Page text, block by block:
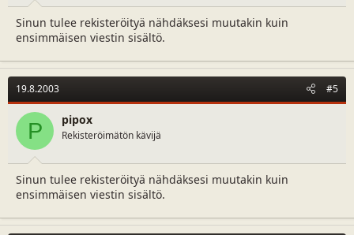
Sinun tulee rekisteröityä nähdäksesi muutakin kuin
ensimmäisen viestin sisältö.
19.8.2003 #5
P pipox
Rekisteröimätön kävijä
Sinun tulee rekisteröityä nähdäksesi muutakin kuin
ensimmäisen viestin sisältö.